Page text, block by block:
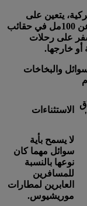
يتعين على
المسافرين وضع أية مواد يزيد مقدارها عن 100مل في حقائب
على رحلات
أو خارجها.
والبخاخات
الاستثناءات
لا يسمح بأية
سوائل مهما كان
نوعها بالنسبة
للمسافرين
العابرين لمطارات
موريشيوس.